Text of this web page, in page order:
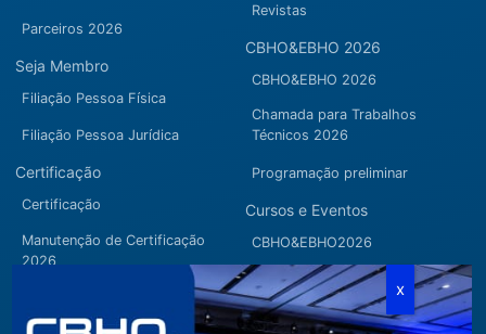
Parceiros 2026
Seja Membro
Filiação Pessoa Física
Filiação Pessoa Jurídica
Certificação
Certificação
Manutenção de Certificação
2026
Revistas
CBHO&EBHO 2026
CBHO&EBHO 2026
Chamada para Trabalhos
Técnicos 2026
Programação preliminar
Cursos e Eventos
CBHO&EBHO2026
Cursos Modulares
Eventos Apoiados